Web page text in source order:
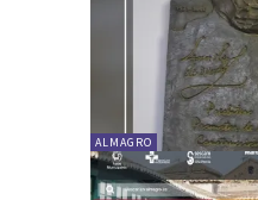
ALMAGRO